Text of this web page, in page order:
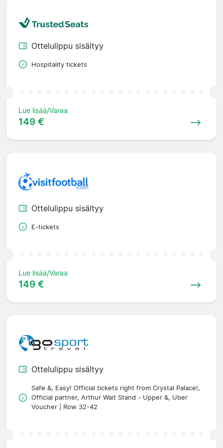
Ottelulippu sisältyy
Hospitality tickets
Lue lisää/Varaa
149 €
Ottelulippu sisältyy
E-tickets
Lue lisää/Varaa
149 €
Ottelulippu sisältyy
Safe &, Easy! Official tickets right from Crystal Palace!,
Official partner, Arthur Wait Stand - Upper &, Uber
Voucher | Row 32-42